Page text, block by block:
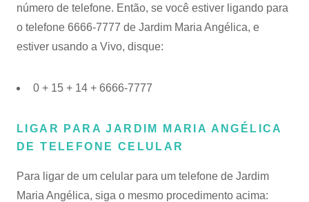
número de telefone. Então, se você estiver ligando para
o telefone 6666-7777 de Jardim Maria Angélica, e
estiver usando a Vivo, disque:
0 + 15 + 14 + 6666-7777
LIGAR PARA JARDIM MARIA ANGÉLICA
DE TELEFONE CELULAR
Para ligar de um celular para um telefone de Jardim
Maria Angélica, siga o mesmo procedimento acima: